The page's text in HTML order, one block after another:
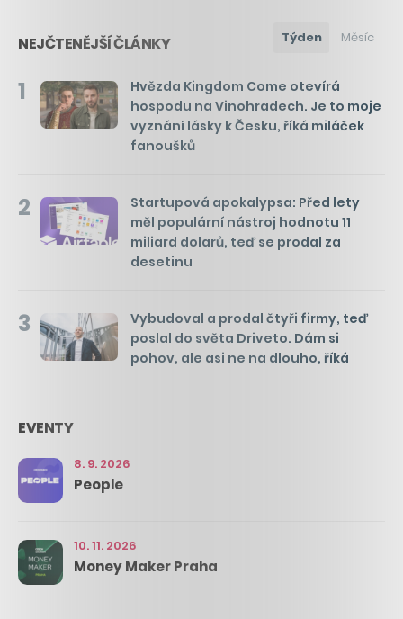
NEJČTENĚJŠÍ ČLÁNKY Týden Měsíc
1
Hvězda Kingdom Come otevírá
hospodu na Vinohradech. Je to moje
vyznání lásky k Česku, říká miláček
fanoušků
2
Startupová apokalypsa: Před lety
měl populární nástroj hodnotu 11
miliard dolarů, teď se prodal za
desetinu
3
Vybudoval a prodal čtyři firmy, teď
poslal do světa Driveto. Dám si
pohov, ale asi ne na dlouho, říká
EVENTY
8. 9. 2026
People
10. 11. 2026
Money Maker Praha